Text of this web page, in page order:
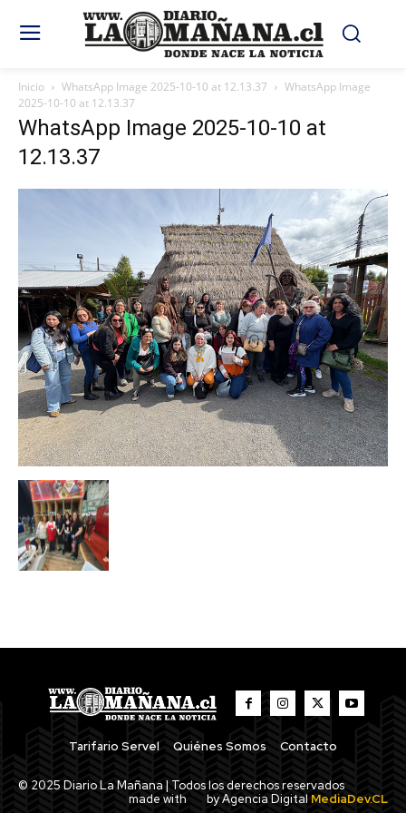
Inicio WhatsApp Image 2025-10-10 at 12.13.37
WhatsApp Image
2025-10-10 at 12.13.37
WhatsApp Image 2025-10-10 at
12.13.37
Tarifario Servel Quiénes Somos Contacto
© 2025 Diario La Mañana | Todos los derechos reservados
made with
by Agencia Digital MediaDev.CL